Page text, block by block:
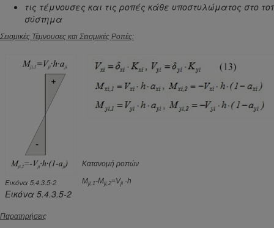
τις τέμνουσες και τις ροπές κάθε υποστυλώματος στο
σύστημα
Σεισμικές Τέμνουσες και Σεισμικές Ροπές:
Εικόνα 5.4.3.5-2
Εικόνα 5.4.3.5-2
Κατανομή ροπών
Mji,1-Mji,2=Vji ·h
Παρατηρήσεις